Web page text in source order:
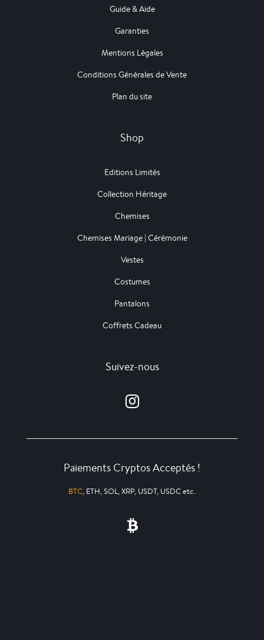
Guide & Aide
Garanties
Mentions Légales
Conditions Générales de Vente
Plan du site
Shop
Editions Limités
Collection Héritage
Chemises
Chemises Mariage | Cérémonie
Vestes
Costumes
Pantalons
Coffrets Cadeau
Suivez-nous
Paiements Cryptos Acceptés !
BTC, ETH, SOL, XRP, USDT, USDC etc.